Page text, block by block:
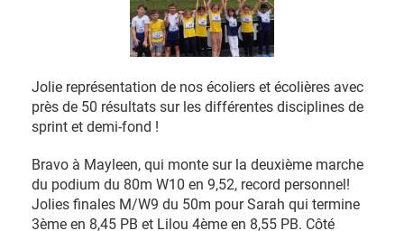
Jolie représentation de nos écoliers et écolières avec
près de 50 résultats sur les différentes disciplines de
sprint et demi-fond !
Bravo à Mayleen, qui monte sur la deuxième marche
du podium du 80m W10 en 9,52, record personnel!
Jolies finales M/W9 du 50m pour Sarah qui termine
3ème en 8,45 PB et Lilou 4ème en 8,55 PB. Côté